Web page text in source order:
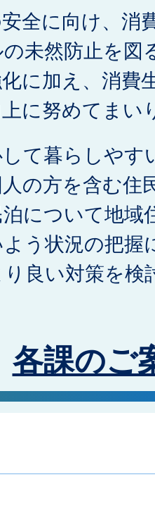
全に向け、消
未然防止を図
に加え、消費
に努めてまい
て暮らしやす
の方を含む住
について地域
う状況の把握
良い対策を検
各課のご